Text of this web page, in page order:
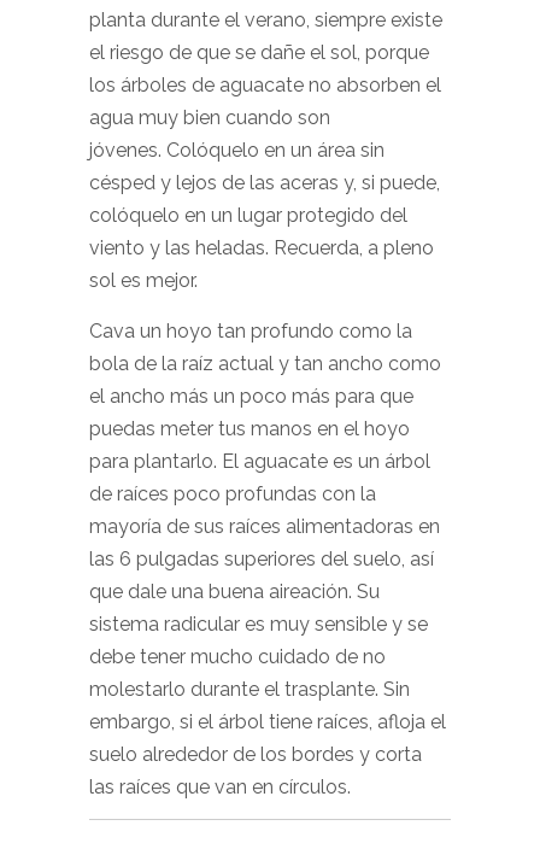
planta durante el verano, siempre existe
el riesgo de que se dañe el sol, porque
los árboles de aguacate no absorben el
agua muy bien cuando son
jóvenes. Colóquelo en un área sin
césped y lejos de las aceras y, si puede,
colóquelo en un lugar protegido del
viento y las heladas. Recuerda, a pleno
sol es mejor.
Cava un hoyo tan profundo como la
bola de la raíz actual y tan ancho como
el ancho más un poco más para que
puedas meter tus manos en el hoyo
para plantarlo. El aguacate es un árbol
de raíces poco profundas con la
mayoría de sus raíces alimentadoras en
las 6 pulgadas superiores del suelo, así
que dale una buena aireación. Su
sistema radicular es muy sensible y se
debe tener mucho cuidado de no
molestarlo durante el trasplante. Sin
embargo, si el árbol tiene raíces, afloja el
suelo alrededor de los bordes y corta
las raíces que van en círculos.